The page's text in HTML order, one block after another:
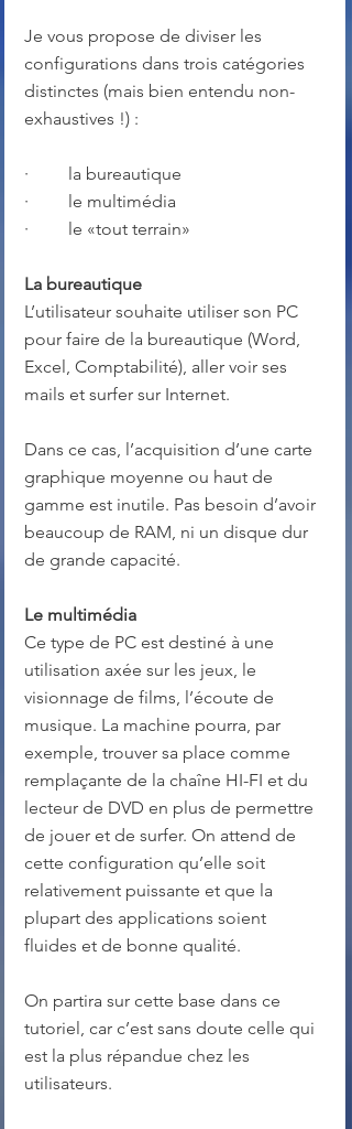
Je vous propose de diviser les
configurations dans trois catégories
distinctes (mais bien entendu non-
exhaustives !) :
·         la bureautique
·         le multimédia
·         le «tout terrain»
La bureautique
L’utilisateur souhaite utiliser son PC
pour faire de la bureautique (Word,
Excel, Comptabilité), aller voir ses
mails et surfer sur Internet.
Dans ce cas, l’acquisition d’une carte
graphique moyenne ou haut de
gamme est inutile. Pas besoin d’avoir
beaucoup de RAM, ni un disque dur
de grande capacité.
Le multimédia
Ce type de PC est destiné à une
utilisation axée sur les jeux, le
visionnage de films, l’écoute de
musique. La machine pourra, par
exemple, trouver sa place comme
remplaçante de la chaîne HI-FI et du
lecteur de DVD en plus de permettre
de jouer et de surfer. On attend de
cette configuration qu’elle soit
relativement puissante et que la
plupart des applications soient
fluides et de bonne qualité.
On partira sur cette base dans ce
tutoriel, car c’est sans doute celle qui
est la plus répandue chez les
utilisateurs.